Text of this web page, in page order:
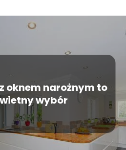
oknem narożnym to
wybór